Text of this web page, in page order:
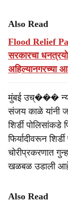
Also Read
Flood Relief
सरकारचा
अहिल्यानगरच्या
मुंबई उच्���
संजय काळे यांनी
शिर्डी
फिर्यादीवरून
चोरीप्रकरणात
खळबळ उडाली
Also Read